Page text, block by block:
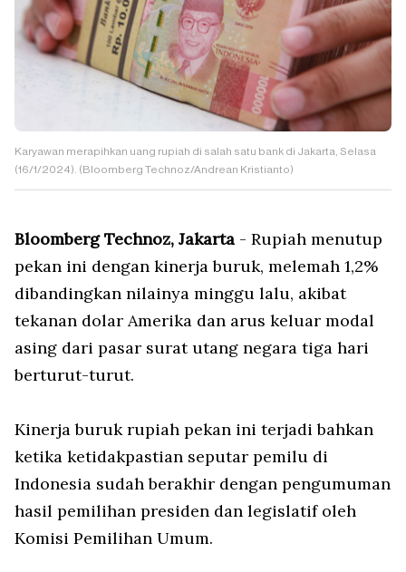
Karyawan merapihkan uang rupiah di salah satu bank di Jakarta, Selasa
(16/1/2024). (Bloomberg Technoz/Andrean Kristianto)
Bloomberg Technoz, Jakarta - Rupiah menutup
pekan ini dengan kinerja buruk, melemah 1,2%
dibandingkan nilainya minggu lalu, akibat
tekanan dolar Amerika dan arus keluar modal
asing dari pasar surat utang negara tiga hari
berturut-turut.
Kinerja buruk rupiah pekan ini terjadi bahkan
ketika ketidakpastian seputar pemilu di
Indonesia sudah berakhir dengan pengumuman
hasil pemilihan presiden dan legislatif oleh
Komisi Pemilihan Umum.